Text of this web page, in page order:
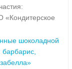
шоколадной
барбарис,